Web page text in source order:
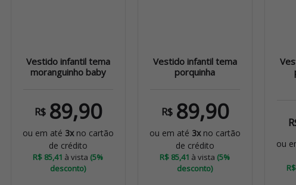
Vestido infantil tema
moranguinho baby
R$ 89,90
ou em até 3xno cartão
de crédito
R$ 85,41 à vista (5%
desconto)
Vestido infantil tema
porquinha
R$ 89,90
ou em até 3xno cartão
de crédito
R$ 85,41 à vista (5%
desconto)
ou